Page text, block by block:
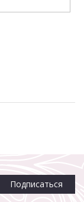
Подписаться